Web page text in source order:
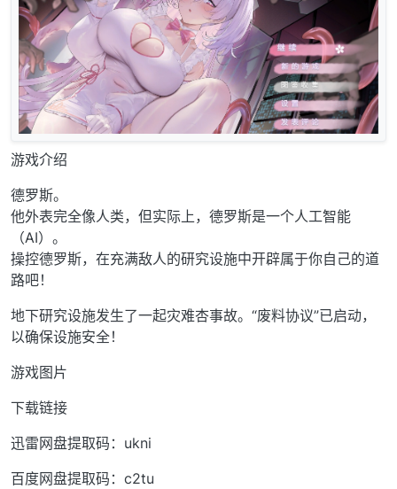
游戏介绍
德罗斯。
他外表完全像人类，但实际上，德罗斯是一个人工智能
（AI）。
操控德罗斯，在充满敌人的研究设施中开辟属于你自己的道
路吧！
地下研究设施发生了一起灾难杏事故。“废料协议”已启动，
以确保设施安全！
游戏图片
下载链接
迅雷网盘提取码：ukni
百度网盘提取码：c2tu